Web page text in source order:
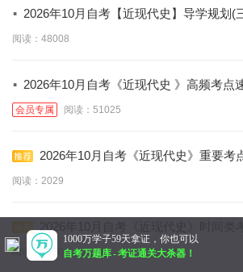
· 2026年10月自考【近现代史】导学规划(
阅读：48008
· 2026年10月自考《近现代史 》高频考点
会员专属 阅读：51025
2026年10月自考《近现代史》重要考
阅读：2029
2026年10月自考《近现代史》时间类
阅读：2030
1000万学子59天拿证，你也可以
自考万题库-考证通关大杀器！